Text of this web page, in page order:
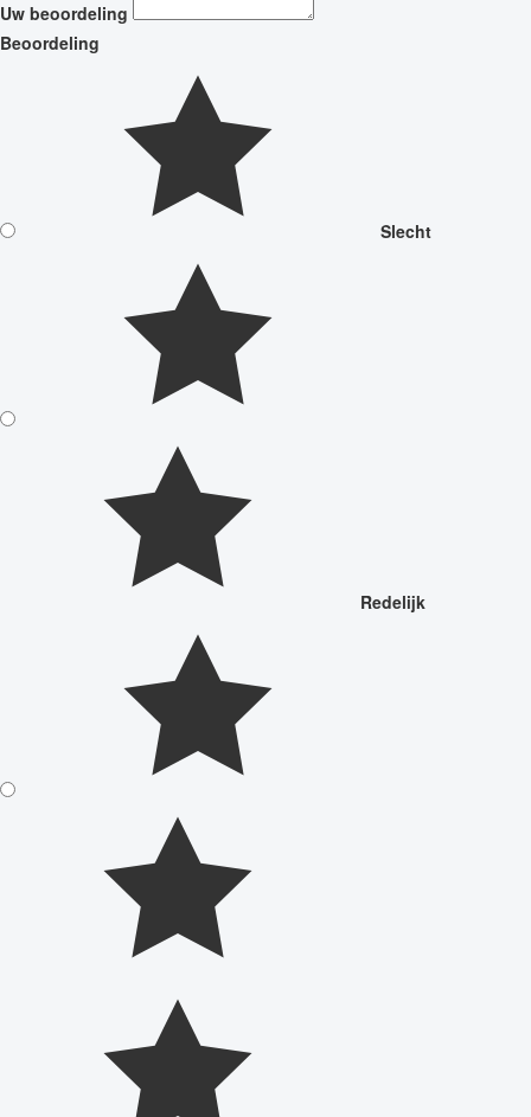
Uw beoordeling
Beoordeling
Slecht
Redelijk